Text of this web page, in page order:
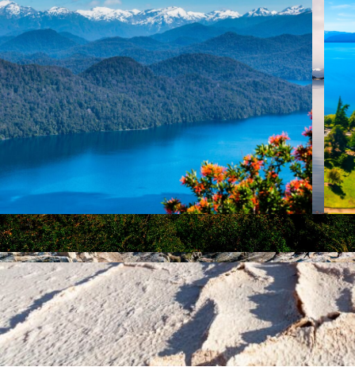
Søg
Blog
Argentina
Cambodia
Chile
Colombia
Costa Rica
Cuba
Danmark
Ecuador og Galapagos
Filippinerne